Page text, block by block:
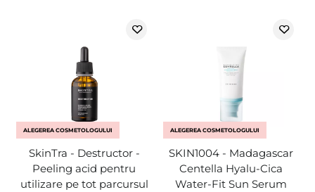
ALEGEREA COSMETOLOGULUI
SkinTra - Destructor -
Peeling acid pentru
utilizare pe tot parcursul
ALEGEREA COSMETOLOGULUI
SKIN1004 - Madagascar
Centella Hyalu-Cica
Water-Fit Sun Serum